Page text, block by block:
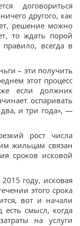
договориться
другого, как
решение можно
то ждать порой
всегда в
– эти получить
этот процесс
если должник
оспаривать
и три года», —
рост числа
жильцам связан
сроков исковой
году, исковая
этого срока
вот и начали
смысл, когда
на услуги